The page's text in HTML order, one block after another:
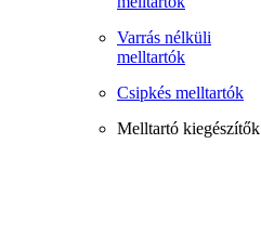
Varrás nélküli
melltartók
Csipkés melltartók
Melltartó kiegészítők